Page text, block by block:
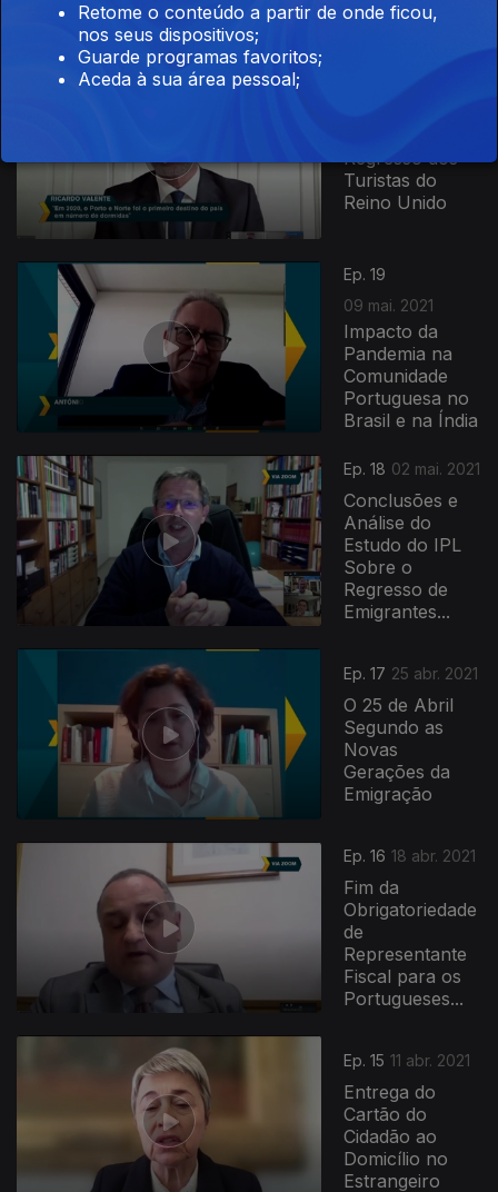
Regressar
Regresso dos
Turistas do
Reino Unido
Ep. 19
09 mai. 2021
Impacto da
Pandemia na
Comunidade
Portuguesa no
Brasil e na Índia
Ep. 18 02 mai. 2021
Conclusões e
Análise do
Estudo do IPL
Sobre o
Regresso de
Emigrantes...
Ep. 17 25 abr. 2021
O 25 de Abril
Segundo as
Novas
Gerações da
Emigração
Ep. 16 18 abr. 2021
Fim da
Obrigatoriedade
de
Representante
Fiscal para os
Portugueses...
Ep. 15 11 abr. 2021
Entrega do
Cartão do
Cidadão ao
Domicílio no
Estrangeiro
Retome o conteúdo a partir de onde ficou,
nos seus dispositivos;
Guarde programas favoritos;
Aceda à sua área pessoal;